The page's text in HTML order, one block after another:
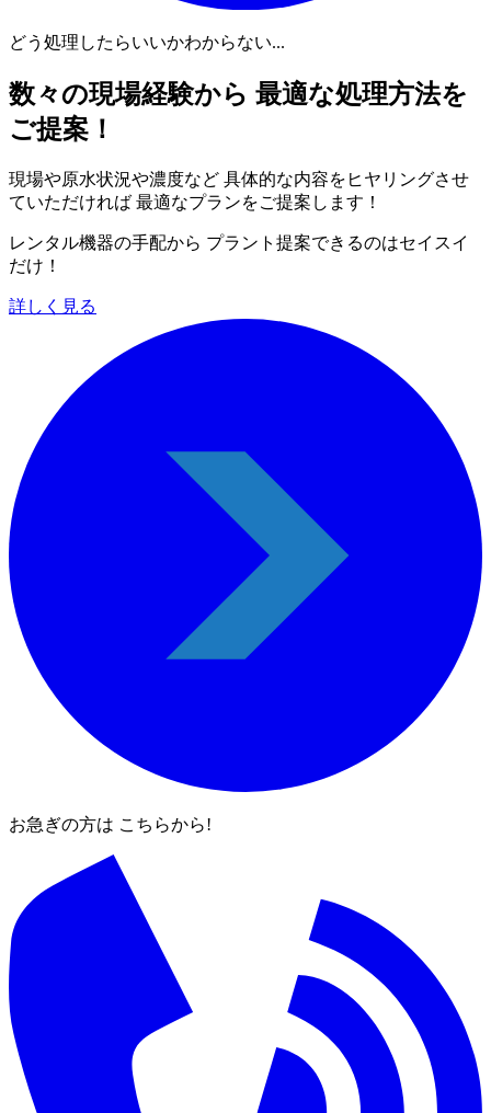
どう処理したらいいかわからない...
数々の現場経験から 最適な処理方法を
ご提案！
現場や原水状況や濃度など 具体的な内容をヒヤリングさせ
ていただければ 最適なプランをご提案します！
レンタル機器の手配から プラント提案できるのはセイスイ
だけ！
詳しく見る
お急ぎの方は こちらから!